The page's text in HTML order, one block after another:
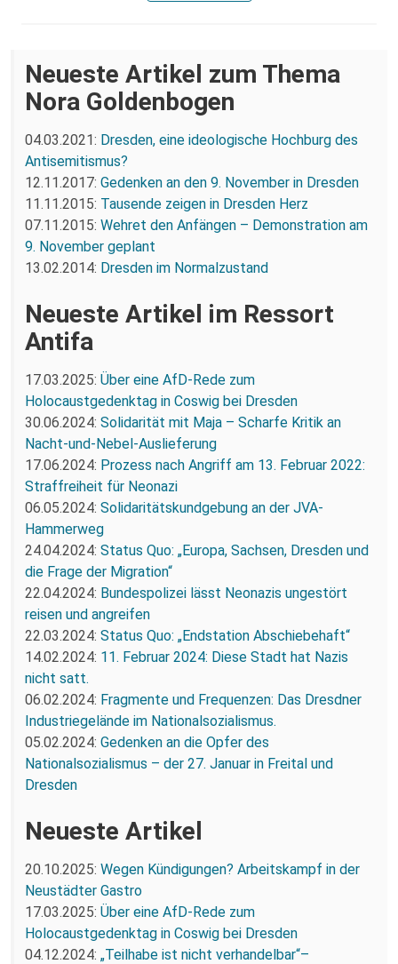
Neueste Artikel zum Thema
Nora Goldenbogen
04.03.2021: Dresden, eine ideologische Hochburg des
Antisemitismus?
12.11.2017: Gedenken an den 9. November in Dresden
11.11.2015: Tausende zeigen in Dresden Herz
07.11.2015: Wehret den Anfängen – Demonstration am
9. November geplant
13.02.2014: Dresden im Normalzustand
Neueste Artikel im Ressort
Antifa
17.03.2025: Über eine AfD-Rede zum
Holocaustgedenktag in Coswig bei Dresden
30.06.2024: Solidarität mit Maja – Scharfe Kritik an
Nacht-und-Nebel-Auslieferung
17.06.2024: Prozess nach Angriff am 13. Februar 2022:
Straffreiheit für Neonazi
06.05.2024: Solidaritätskundgebung an der JVA-
Hammerweg
24.04.2024: Status Quo: „Europa, Sachsen, Dresden und
die Frage der Migration“
22.04.2024: Bundespolizei lässt Neonazis ungestört
reisen und angreifen
22.03.2024: Status Quo: „Endstation Abschiebehaft“
14.02.2024: 11. Februar 2024: Diese Stadt hat Nazis
nicht satt.
06.02.2024: Fragmente und Frequenzen: Das Dresdner
Industriegelände im Nationalsozialismus.
05.02.2024: Gedenken an die Opfer des
Nationalsozialismus – der 27. Januar in Freital und
Dresden
Neueste Artikel
20.10.2025: Wegen Kündigungen? Arbeitskampf in der
Neustädter Gastro
17.03.2025: Über eine AfD-Rede zum
Holocaustgedenktag in Coswig bei Dresden
04.12.2024: „Teilhabe ist nicht verhandelbar“–